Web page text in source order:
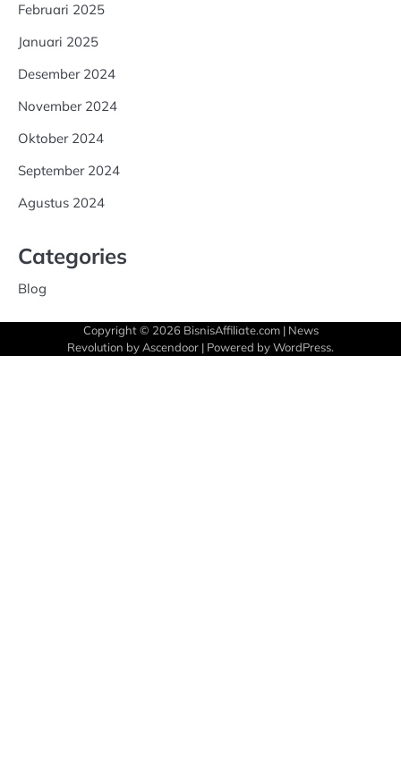
Februari 2025
Januari 2025
Desember 2024
November 2024
Oktober 2024
September 2024
Agustus 2024
Categories
Blog
Copyright © 2026 BisnisAffiliate.com| News
Revolution byAscendoor | Powered byWordPress.